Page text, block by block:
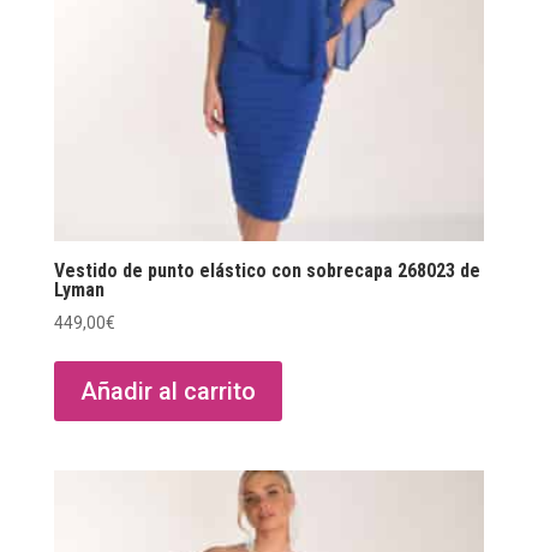
Vestido de punto elástico con sobrecapa 268023 de
Lyman
449,00€
Añadir al carrito